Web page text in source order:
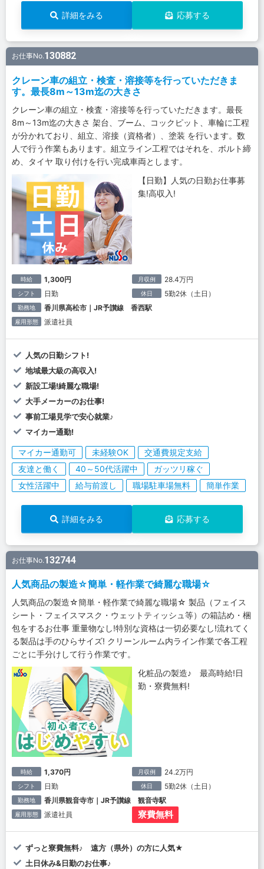
詳細をみる 応募する
お仕事No.130882
クレーン車の組立・検査・溶接等を行っていただきま
す。最長8m～13m迄の大きさ
クレーン車の組立・検査・溶接等を行っていただきます。最長
8m～13m迄の大きさ 架台、ブーム、コックピット、車輪に工程
が分かれており、組立、溶接（資格者）、塗装 を行います。数
人で行う作業もあります。組立ライン工程ではそれを、ボルト締
め、タイヤ 取り付けを行い完成車両とします。
【日勤】人気の日勤お仕事募
集!高収入!
時給 1,300円 月収例 28.4万円
シフト 日勤 休日 5勤2休（土日）
勤務地 香川県高松市｜JR予讃線 香西駅
雇用形態 派遣社員
人気の日勤シフト!
地域最大級の高収入!
新設工場!綺麗な職場!
大手メーカーのお仕事!
事前工場見学で安心就業♪
マイカー通勤!
マイカー通勤可 未経験OK
交通費規定支給
友達と働く
40～50代活躍中
ガッツリ稼ぐ
女性活躍中
給与前渡し 職場駐車場無料 簡単作業
詳細をみる 応募する
お仕事No.132744
人気商品の製造☆簡単・軽作業で綺麗な職場☆
人気商品の製造☆簡単・軽作業で綺麗な職場☆ 製品（フェイス
シート・フェイスマスク・ウェットティッシュ等）の箱詰め・梱
包をするお仕事 重量物なし!特別な資格は一切必要なし!流れてく
る製品は手のひらサイズ! クリーンルーム内ライン作業で各工程
ごとに手分けして行う作業です。
化粧品の製造♪ 最高時給!日
勤・寮費無料!
時給 1,370円 月収例 24.2万円
シフト 日勤 休日 5勤2休（土日）
勤務地 香川県観音寺市｜JR予讃線 観音寺駅
雇用形態 派遣社員 寮費無料
ずっと寮費無料♪ 遠方（県外）の方に人気★
土日休み&日勤のお仕事♪